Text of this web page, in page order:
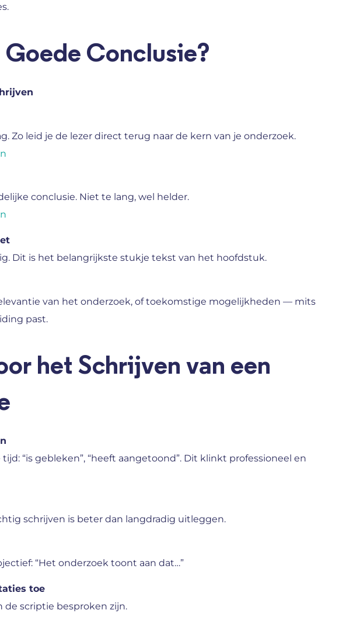
Conclusie?
Zo leid je de lezer direct terug naar de kern van je onderzoek.
conclusie. Niet te lang, wel helder.
Dit is het belangrijkste stukje tekst van het hoofdstuk.
van het onderzoek, of toekomstige mogelijkheden — mits
past.
het Schrijven van een
“is gebleken”, “heeft aangetoond”. Dit klinkt professioneel en
schrijven is beter dan langdradig uitleggen.
“Het onderzoek toont aan dat…”
toe
de scriptie besproken zijn.